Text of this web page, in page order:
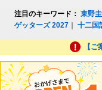
注目のキーワード： 東野
ゲッターズ 2027 ｜十二国
【